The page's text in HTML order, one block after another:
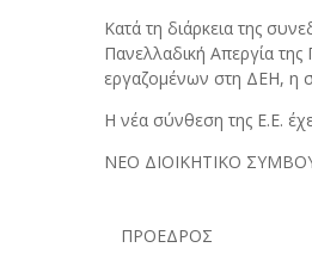
Κατά τη διάρκεια της
Πανελλαδική Απεργία
εργαζομένων στη ΔΕΗ, η
Η νέα σύνθεση της Ε.Ε.
ΝΕΟ ΔΙΟΙΚΗΤΙΚΟ
ΠΡΟΕΔΡΟΣ